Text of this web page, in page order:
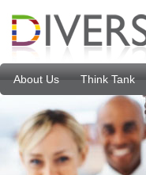
About Us Think Tank